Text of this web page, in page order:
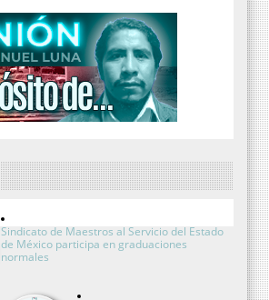
Sindicato de Maestros al Servicio del Estado
de México participa en graduaciones
normales